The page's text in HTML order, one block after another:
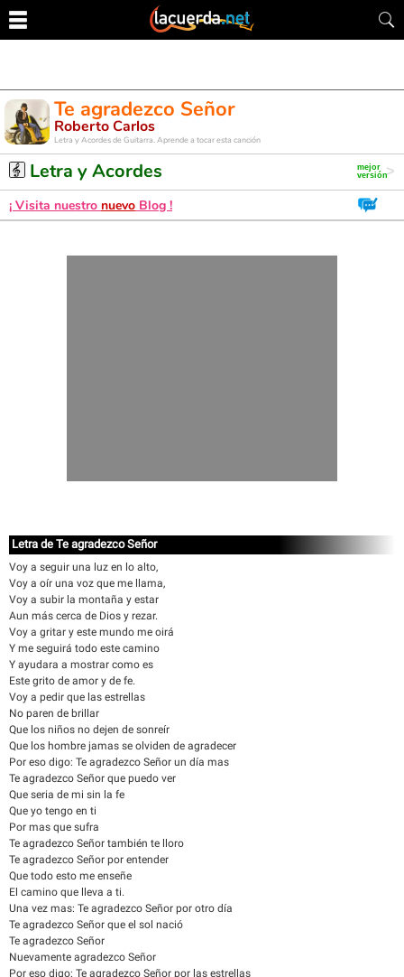
Te agradezco Señor
Roberto Carlos
Letra y Acordes de Guitarra. Aprende a tocar esta canción
Letra y Acordes
¡ Visita nuestro nuevo Blog !
Letra de Te agradezco Señor
Voy a seguir una luz en lo alto,
Voy a oír una voz que me llama,
Voy a subir la montaña y estar
Aun más cerca de Dios y rezar.
Voy a gritar y este mundo me oirá
Y me seguirá todo este camino
Y ayudara a mostrar como es
Este grito de amor y de fe.
Voy a pedir que las estrellas
No paren de brillar
Que los niños no dejen de sonreír
Que los hombre jamas se olviden de agradecer
Por eso digo: Te agradezco Señor un día mas
Te agradezco Señor que puedo ver
Que seria de mi sin la fe
Que yo tengo en ti
Por mas que sufra
Te agradezco Señor también te lloro
Te agradezco Señor por entender
Que todo esto me enseñe
El camino que lleva a ti.
Una vez mas: Te agradezco Señor por otro día
Te agradezco Señor que el sol nació
Te agradezco Señor
Nuevamente agradezco Señor
Por eso digo: Te agradezco Señor por las estrellas